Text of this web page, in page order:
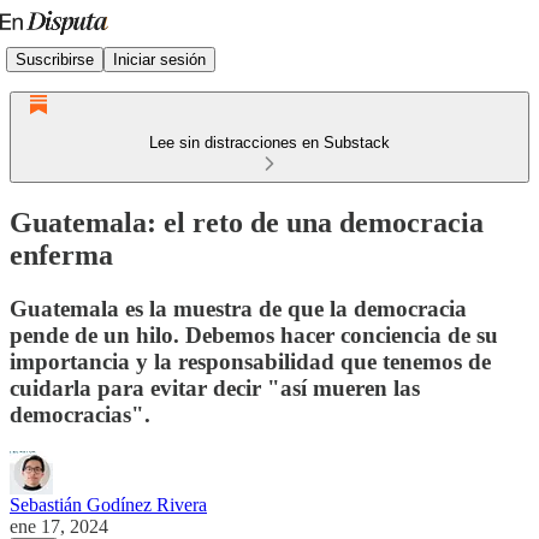
Suscribirse Iniciar sesión
Lee sin distracciones en Substack
Guatemala: el reto de una democracia
enferma
Guatemala es la muestra de que la democracia
pende de un hilo. Debemos hacer conciencia de su
importancia y la responsabilidad que tenemos de
cuidarla para evitar decir "así mueren las
democracias".
Sebastián Godínez Rivera
ene 17, 2024